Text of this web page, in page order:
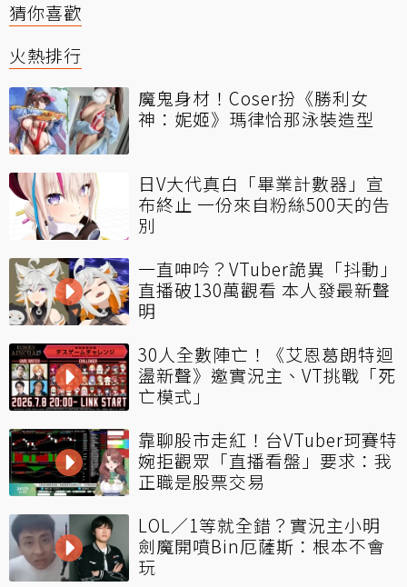
猜你喜歡
火熱排行
魔鬼身材！Coser扮《勝利女
神：妮姬》瑪律恰那泳裝造型
日V大代真白「畢業計數器」宣
布終止 一份來自粉絲500天的告
別
一直呻吟？VTuber詭異「抖動」
直播破130萬觀看 本人發最新聲
明
30人全數陣亡！《艾恩葛朗特迴
盪新聲》邀實況主、VT挑戰「死
亡模式」
靠聊股市走紅！台VTuber珂賽特
婉拒觀眾「直播看盤」要求：我
正職是股票交易
LOL／1等就全錯？實況主小明
劍魔開噴Bin厄薩斯：根本不會
玩